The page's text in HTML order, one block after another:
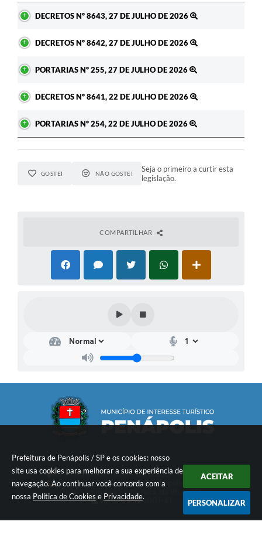
Prefeitura de Penápolis / SP e os cookies: nosso
site usa cookies para melhorar a sua experiência de
navegação. Ao continuar você concorda com a
nossa Política de Cookies e Privacidade.
ACEITAR
PERSONALIZAR
DECRETOS Nº 8643, 27 DE JULHO DE 2026
DECRETOS Nº 8642, 27 DE JULHO DE 2026
PORTARIAS Nº 255, 27 DE JULHO DE 2026
DECRETOS Nº 8641, 22 DE JULHO DE 2026
PORTARIAS Nº 254, 22 DE JULHO DE 2026
GOSTEI NÃO GOSTEI
Seja o primeiro a curtir esta
legislação.
COMPARTILHAR
Av. Maria Chica, 1400 - CentroCEP: 16300-005
(18) 3654-2500 ouvidoria@penapolis.sp.gov.br
De Segunda a Sexta-feira, da 8h às 16h
49.576.416/0001-41